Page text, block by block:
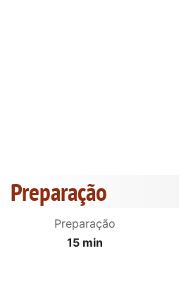
Preparação
Preparação
15 min